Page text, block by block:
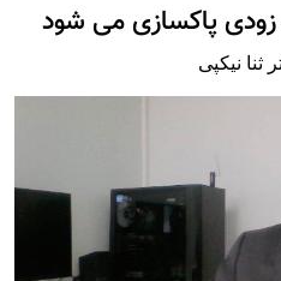
پاکسازی می شود
ثنا نیکپی